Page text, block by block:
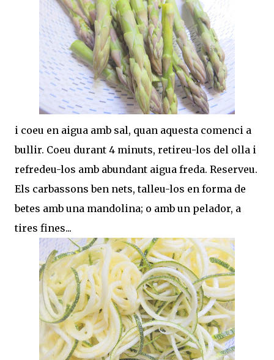
i coeu en aigua amb sal, quan aquesta comenci a
bullir. Coeu durant 4 minuts, retireu-los del olla i
refredeu-los amb abundant aigua freda. Reserveu.
Els carbassons ben nets, talleu-los en forma de
betes amb una mandolina; o amb un pelador, a
tires fines...